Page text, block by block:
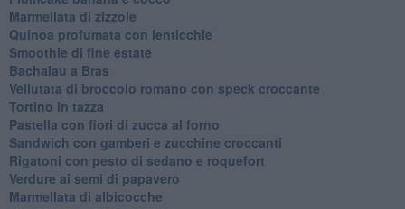
Marmellata di zizzole
Quinoa profumata con lenticchie
Smoothie di fine estate
Bachalau a Bras
Vellutata di broccolo romano con speck croccante
Tortino in tazza
Pastella con fiori di zucca al forno
Sandwich con gamberi e zucchine croccanti
Rigatoni con pesto di sedano e roquefort
Verdure ai semi di papavero
Marmellata di albicocche